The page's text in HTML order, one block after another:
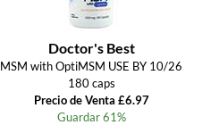
Doctor's Best
MSM with OptiMSM USE BY 10/26
180 caps
Precio de Venta £6.97
Guardar 61%